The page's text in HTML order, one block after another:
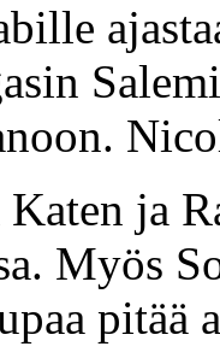
ja
Myös
pitää